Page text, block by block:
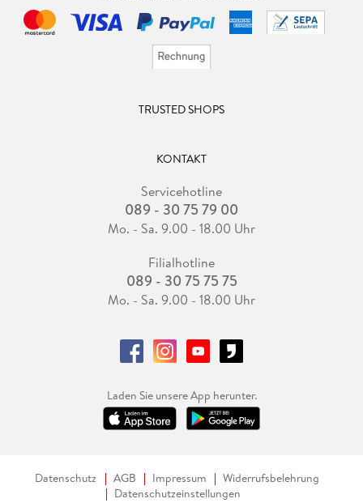
TRUSTED SHOPS
KONTAKT
Servicehotline
089 - 30 75 79 00
Mo. - Sa. 9.00 - 18.00 Uhr
Filialhotline
089 - 30 75 75 75
Mo. - Sa. 9.00 - 18.00 Uhr
Laden Sie unsere App herunter.
Datenschutz AGB Impressum
Widerrufsbelehrung
Datenschutzeinstellungen